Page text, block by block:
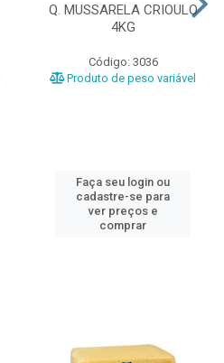
Q. MUSSARELA CRIOULO
4KG
Código: 3036
Produto de peso variável
Faça seu login ou
cadastre-se para
ver preços e
comprar